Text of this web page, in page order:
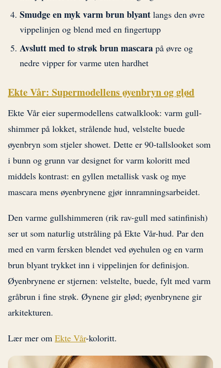
Smudge en myk varm brun blyant langs den øvre
vippelinjen og blend med en fingertupp
Avslutt med to strøk brun mascara på øvre og
nedre vipper for varme uten hardhet
Ekte Vår: Supermodellens øyenbryn og glød
Ekte Vår eier supermodellens catwalklook: varm gull-
shimmer på lokket, strålende hud, velstelte buede
øyenbryn som stjeler showet. Dette er 90-tallslooket som
i bunn og grunn var designet for varm koloritt med
middels kontrast: en gyllen metallisk vask og mye
mascara mens øyenbrynene gjør innramningsarbeidet.
Den varme gullshimmeren (rik rav-gull med satinfinish)
ser ut som naturlig utstråling på Ekte Vår-hud. Par den
med en varm fersken blendet ved øyehulen og en varm
brun blyant trykket inn i vippelinjen for definisjon.
Øyenbrynene er stjernen: velstelte, buede, fylt med varm
gråbrun i fine strøk. Øynene gir glød; øyenbrynene gir
arkitekturen.
Lær mer om Ekte Vår-koloritt.